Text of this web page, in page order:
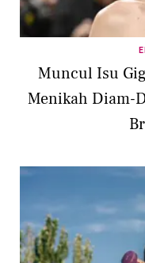
Muncul Isu
Menikah Diam-